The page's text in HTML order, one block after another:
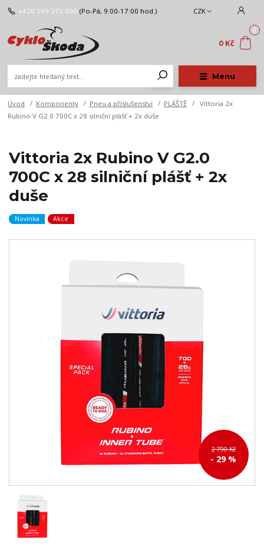
Menu
CZK
+420 549 272 000 (Po-Pá, 9:00-17:00 hod.)
0
0 Kč
Úvod Komponenty Pneu a příslušenství PLÁŠTĚ
Vittoria 2x
Rubino V G2.0 700C x 28 silniční plášť + 2x duše
Vittoria 2x Rubino V G2.0
700C x 28 silniční plášť + 2x
duše
Novinka Akce
2 790 Kč
- 29 %